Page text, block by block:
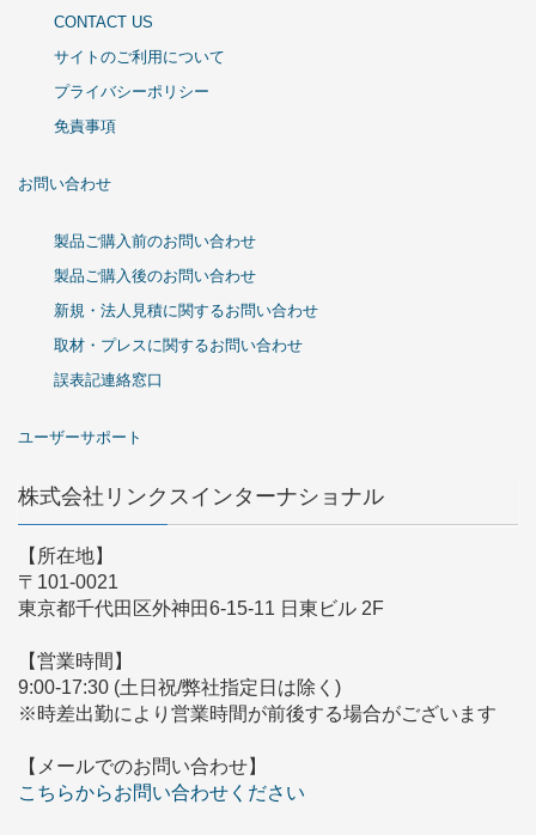
CONTACT US
サイトのご利用について
プライバシーポリシー
免責事項
お問い合わせ
製品ご購入前のお問い合わせ
製品ご購入後のお問い合わせ
新規・法人見積に関するお問い合わせ
取材・プレスに関するお問い合わせ
誤表記連絡窓口
ユーザーサポート
株式会社リンクスインターナショナル
【所在地】
〒101-0021
東京都千代田区外神田6-15-11 日東ビル 2F
【営業時間】
9:00-17:30 (土日祝/弊社指定日は除く)
※時差出勤により営業時間が前後する場合がございます
【メールでのお問い合わせ】
こちらからお問い合わせください